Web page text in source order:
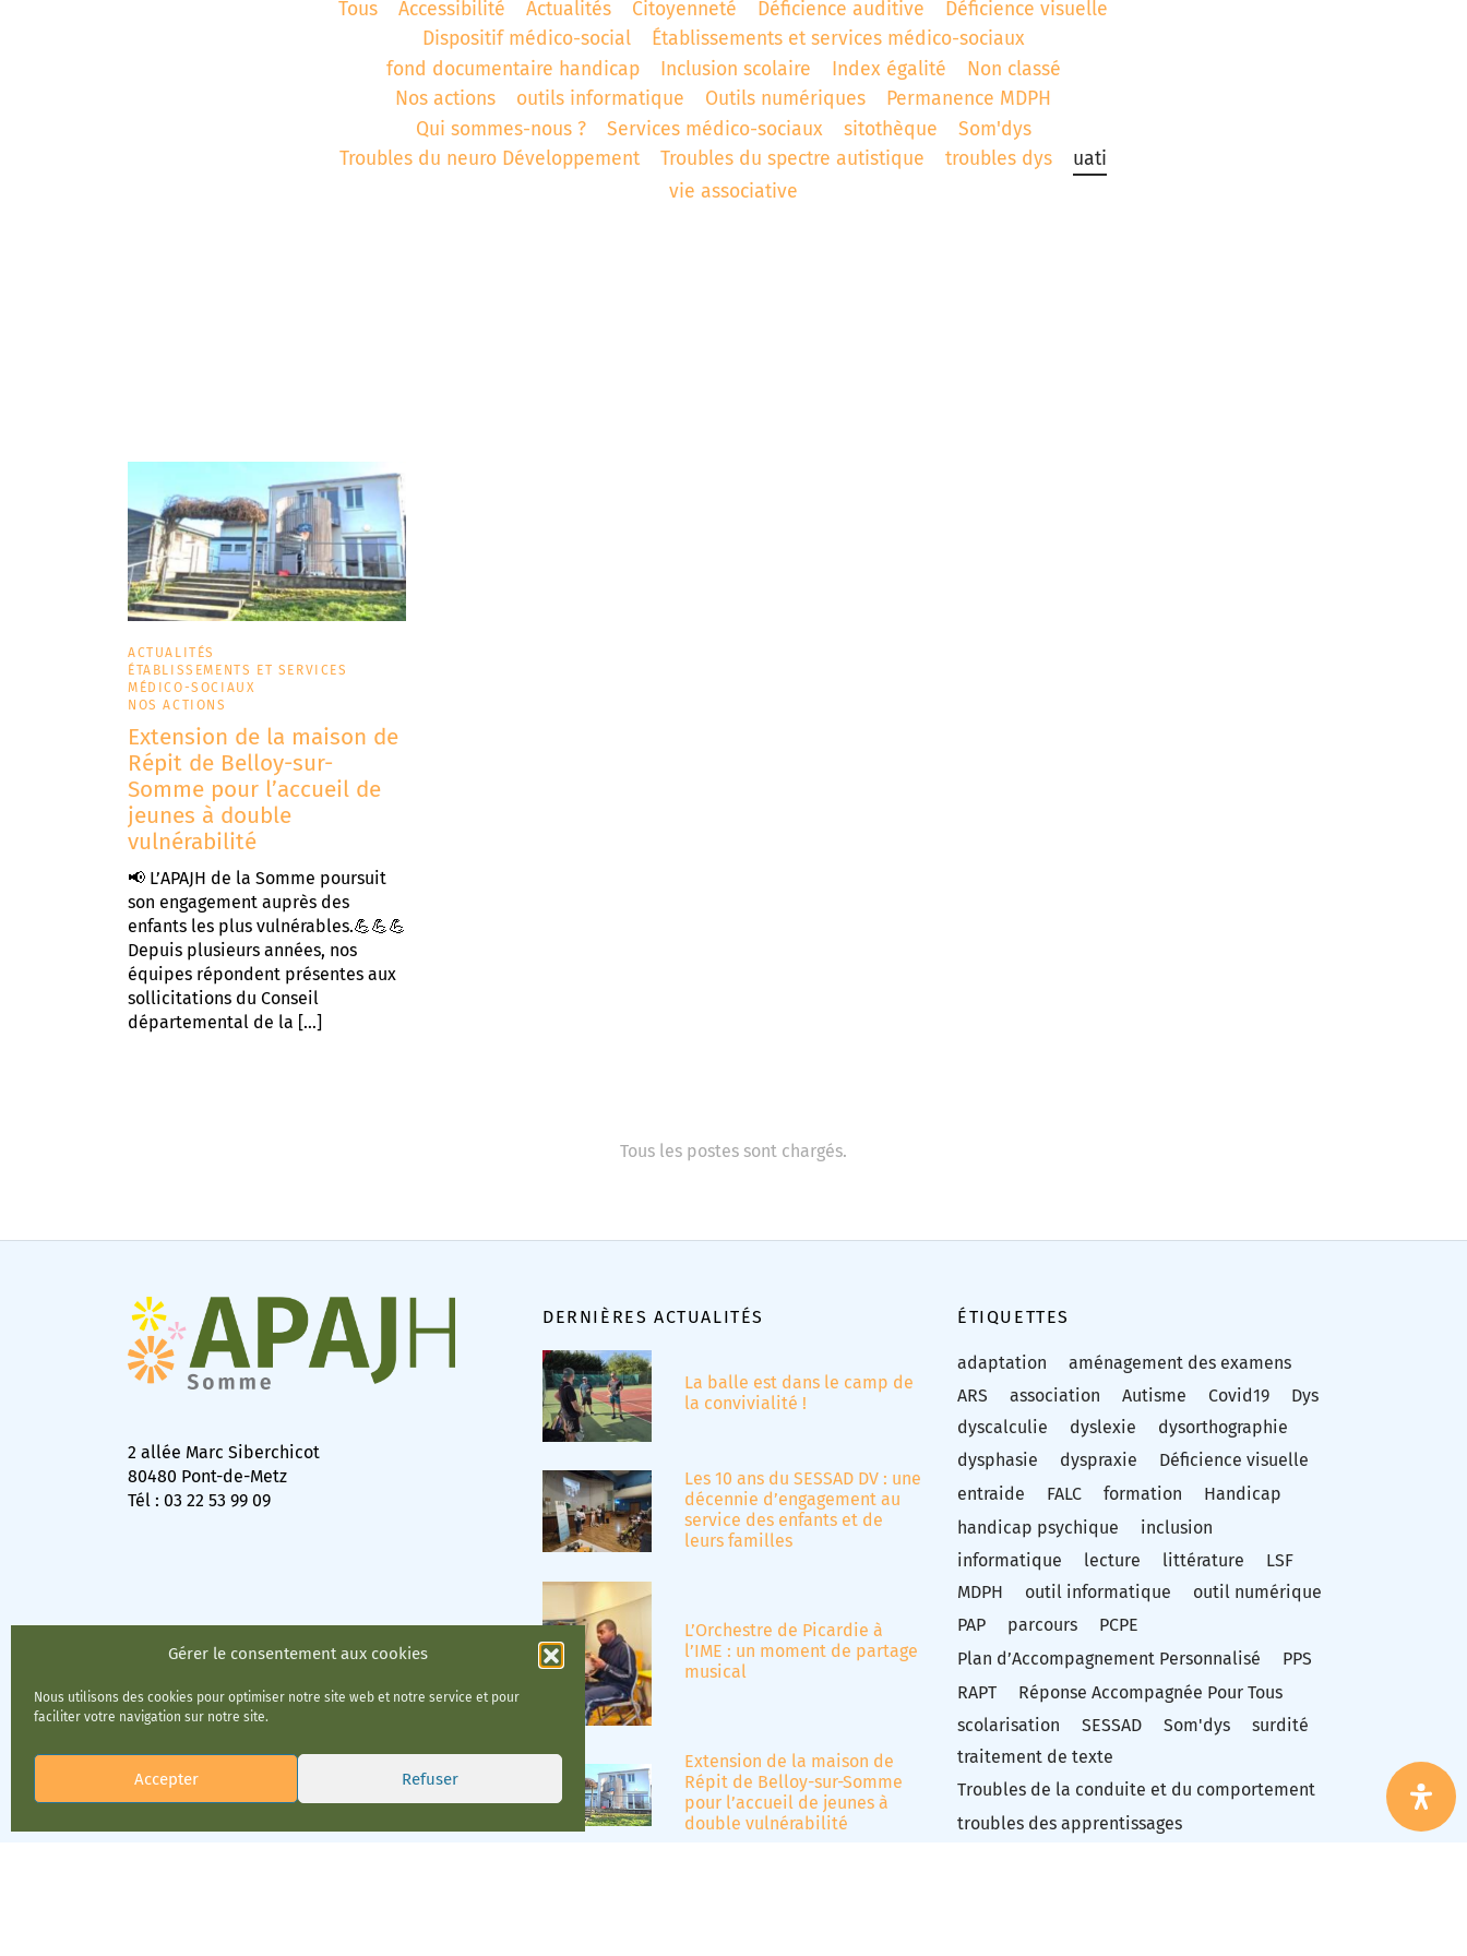
Gérer le consentement aux cookies
Nous utilisons des cookies pour optimiser notre site web et notre service et pour
faciliter votre navigation sur notre site.
Accepter Refuser
Tous Accessibilité Actualités Citoyenneté Déficience auditive
Déficience visuelle
Dispositif médico-social
Établissements et services médico-sociaux
fond documentaire handicap
Inclusion scolaire Index égalité
Non classé
Nos actions
outils informatique Outils numériques
Permanence MDPH
Qui sommes-nous ?
Services médico-sociaux sitothèque
Som'dys
Troubles du neuro Développement
Troubles du spectre autistique troubles dys
uati
vie associative
ACTUALITÉS
ÉTABLISSEMENTS ET SERVICES
MÉDICO-SOCIAUX
NOS ACTIONS
Extension de la maison de
Répit de Belloy-sur-
Somme pour l’accueil de
jeunes à double
vulnérabilité
📢 L’APAJH de la Somme poursuit
son engagement auprès des
enfants les plus vulnérables.💪💪💪
Depuis plusieurs années, nos
équipes répondent présentes aux
sollicitations du Conseil
départemental de la […]
Tous les postes sont chargés.
2 allée Marc Siberchicot
80480 Pont-de-Metz
Tél : 03 22 53 99 09
DERNIÈRES ACTUALITÉS
La balle est dans le camp de
la convivialité !
Les 10 ans du SESSAD DV : une
décennie d’engagement au
service des enfants et de
leurs familles
L’Orchestre de Picardie à
l’IME : un moment de partage
musical
Extension de la maison de
Répit de Belloy-sur-Somme
pour l’accueil de jeunes à
double vulnérabilité
ÉTIQUETTES
adaptation
aménagement des examens
ARS
association Autisme Covid19
Dys
dyscalculie
dyslexie
dysorthographie
dysphasie
dyspraxie
Déficience visuelle
entraide
FALC formation
Handicap
handicap psychique
inclusion
informatique
lecture littérature
LSF
MDPH
outil informatique
outil numérique
PAP
parcours
PCPE
Plan d’Accompagnement Personnalisé
PPS
RAPT
Réponse Accompagnée Pour Tous
scolarisation
SESSAD Som'dys
surdité
traitement de texte
Troubles de la conduite et du comportement
troubles des apprentissages